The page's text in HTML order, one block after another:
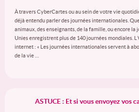
À travers CyberCartes ou au sein de votre vie
déjà entendu parler des journées internationales.
animaux, des enseignants, de la famille, ou encore
Unies enregistrent plus de 140 journées mondiales.
internet : « Les journées internationales servent à
de la vie …
ASTUCE : Et si vous envoyez vos